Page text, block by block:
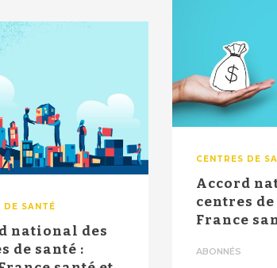
DE SANTÉ
national des
de santé :
CENTRES DE
Accord
centres de
France
ABONNÉS